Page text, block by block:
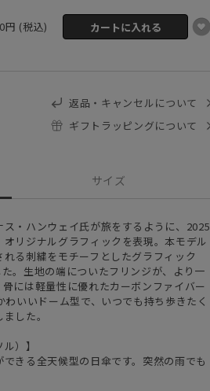
円 (税込)
返品・キャンセルについて
ギフトラッピングについて
サイズ
・ハンウェイ氏が旅をするように、2025
リジナルグラフィックを表現。本モデル
る刺繍をモチーフとしたグラフィック
。生地の端についたフリンジが、より一
には軽量性に優れたカーボンファイバー
いいドーム型で、いつでも持ち歩きたく
した。
）】
きる全天候型の日傘です。突然の雨でも